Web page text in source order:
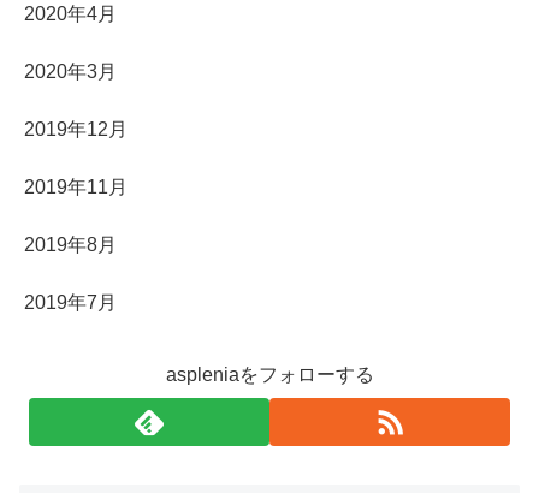
2020年4月
2020年3月
2019年12月
2019年11月
2019年8月
2019年7月
aspleniaをフォローする